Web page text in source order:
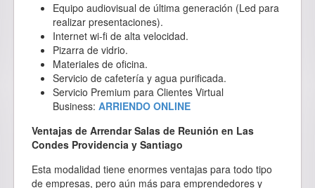
Equipo audiovisual de última generación (Led para
realizar presentaciones).
Internet wi-fi de alta velocidad.
Pizarra de vidrio.
Materiales de oficina.
Servicio de cafetería y agua purificada.
Servicio Premium para Clientes Virtual
Business: ARRIENDO ONLINE
Ventajas de Arrendar Salas de Reunión en Las
Condes Providencia y Santiago
Esta modalidad tiene enormes ventajas para todo tipo
de empresas, pero aún más para emprendedores y